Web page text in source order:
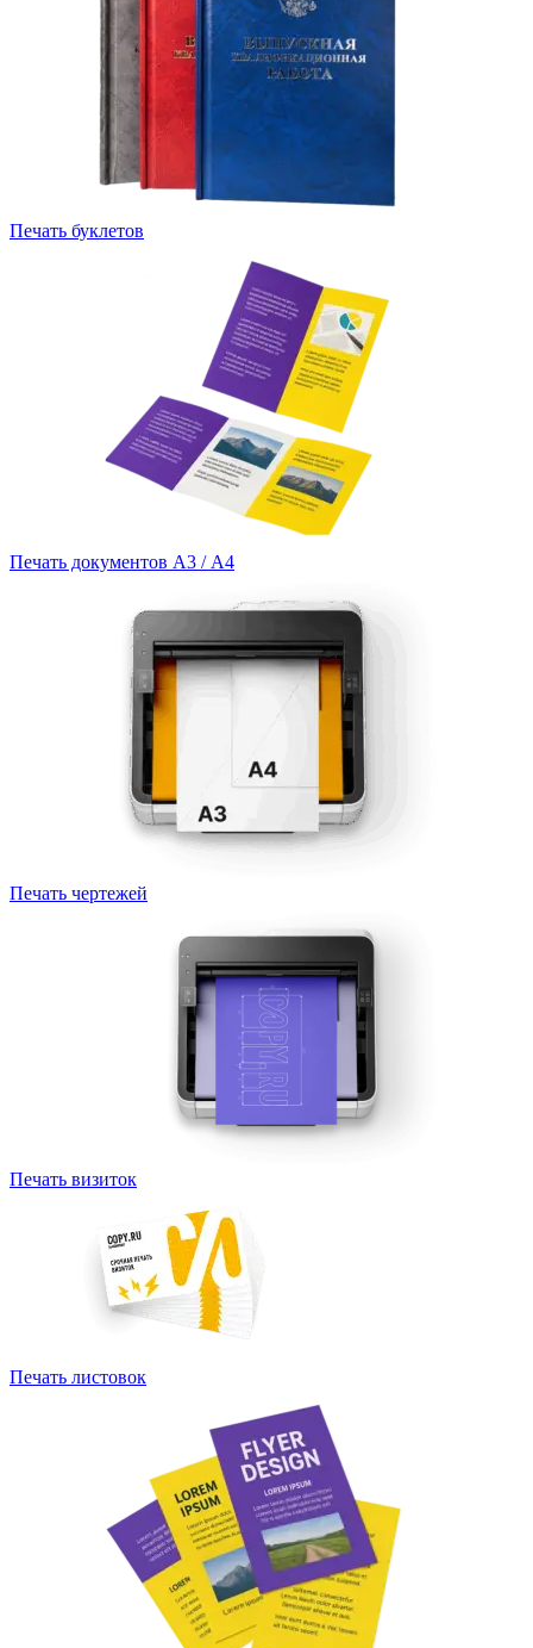
Печать буклетов
Печать документов А3 / А4
Печать чертежей
Печать визиток
Печать листовок